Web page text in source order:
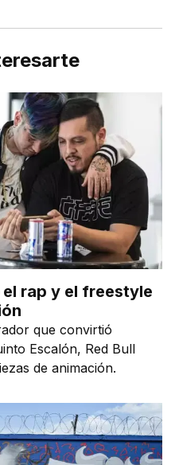
rap y el freestyle
que convirtió
Escalón, Red Bull
de animación.